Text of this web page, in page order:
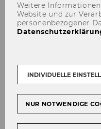
si­gned to purcha­se
purcha­se or­ders can
purcha­se order
Weitere
Website und zur
personenbezogener
INDIVIDUELLE
NUR NOTWENDIGE